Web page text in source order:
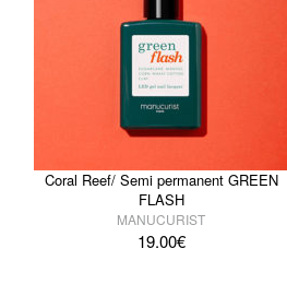
Coral Reef/ Semi permanent GREEN
FLASH
MANUCURIST
19.00€